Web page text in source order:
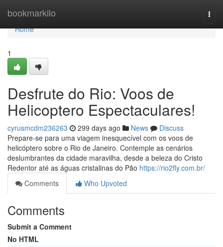
bookmarkilo
Home
Home
1
Desfrute do Rio: Voos de
Helicoptero Espectaculares!
cyrusmcdm236263 299 days ago News
Discuss
Prepare-se para uma viagem inesquecível com os voos de
helicóptero sobre o Rio de Janeiro. Contemple as cenários
deslumbrantes da cidade maravilha, desde a beleza do Cristo
Redentor até as águas cristalinas do Pão https://rio2fly.com.br/
Comments
Who Upvoted
Comments
Submit a Comment
No HTML